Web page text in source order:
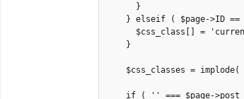
      }
} elseif ( $page->ID ==
$css_class[] =
    }
$css_classes =
if ( '' === $page-